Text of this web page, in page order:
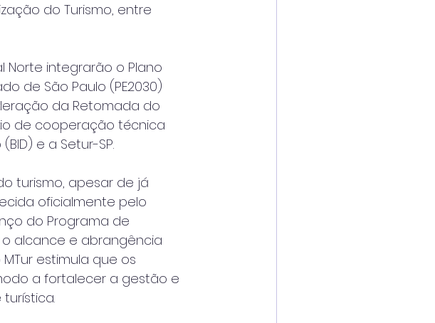
do Turismo, entre
integrarão o Plano
de São Paulo (PE2030)
da Retomada do
de cooperação técnica
e a Setur-SP.
turismo, apesar de já
oficialmente pelo
do Programa de
o alcance e abrangência
estimula que os
a fortalecer a gestão e